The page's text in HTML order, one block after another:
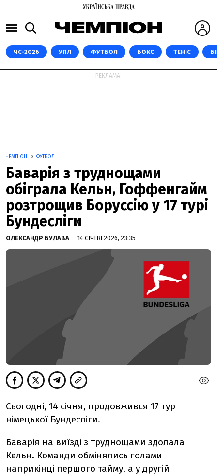
ЧС-2026 УПЛ ФУТБОЛ БОКС ТЕНІС
РЕКЛАМА:
ЧЕМПІОН ФУТБОЛ
Баварія з труднощами
обіграла Кельн, Гоффенгайм
розтрощив Боруссію у 17 турі
Бундесліги
ОЛЕКСАНДР БУЛАВА — 14 СІЧНЯ 2026, 23:35
Сьогодні, 14 січня, продовжився 17 тур
німецької Бундесліги.
Баварія на виїзді з труднощами здолала
Кельн. Команди обмінялись голами
наприкінці першого тайму, а у другій